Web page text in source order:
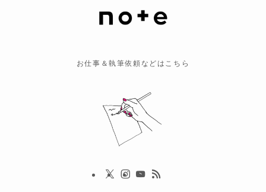
お仕事＆執筆依頼などはこちら